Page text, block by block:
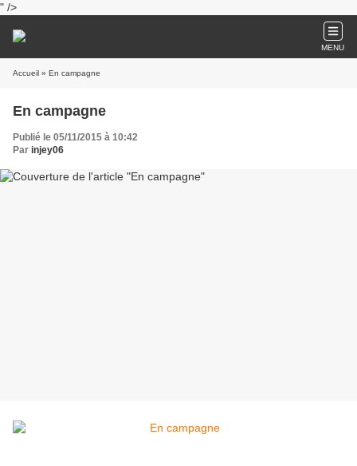
" />
MENU
Accueil » En campagne
En campagne
Publié le 05/11/2015 à 10:42
Par injey06